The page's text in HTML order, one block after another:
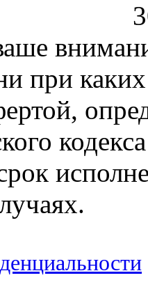
при каких